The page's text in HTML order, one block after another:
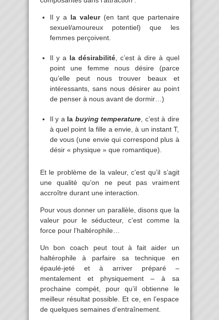
Il y a la valeur(en tant que partenaire
sexuel/amoureux potentiel) que les
femmes perçoivent.
Il y a la désirabilité, c’est à dire à quel
point une femme nous désire (parce
qu’elle peut nous trouver beaux et
intéressants, sans nous désirer au point
de penser à nous avant de dormir…)
Il y a la buying temperature , c’est à dire
à quel point la fille a envie, à un instant T,
de vous (une envie qui correspond plus à
désir « physique » que romantique).
Et le problème de la valeur, c’est qu’il s’agit
une qualité qu’on ne peut pas vraiment
accroître durant une interaction.
Pour vous donner un parallèle, disons que la
valeur pour le séducteur, c’est comme la
force pour l’haltérophile…
Un bon coach peut tout à fait aider un
haltérophile à parfaire sa technique en
épaulé-jeté et à arriver préparé –
mentalement et physiquement – à sa
prochaine compèt, pour qu’il obtienne le
meilleur résultat possible. Et ce, en l’espace
de quelques semaines d’entraînement.